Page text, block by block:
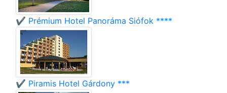
✔️ Prémium Hotel Panoráma Siófok ****
✔️ Piramis Hotel Gárdony ***